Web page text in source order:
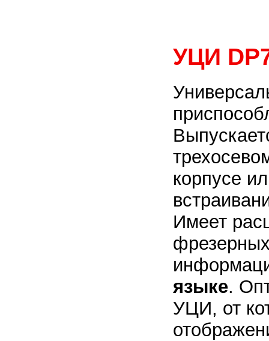
УЦИ
корпусе
Имеет
языке.
УЦИ, от